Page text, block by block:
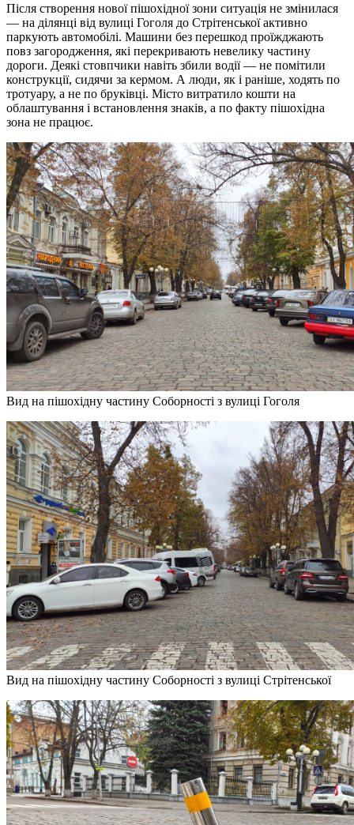
Після створення нової пішохідної зони ситуація не змінилася
— на ділянці від вулиці Гоголя до Стрітенської активно
паркують автомобілі. Машини без перешкод проїжджають
повз загородження, які перекривають невелику частину
дороги. Деякі стовпчики навіть збили водії — не помітили
конструкції, сидячи за кермом. А люди, як і раніше, ходять по
тротуару, а не по бруківці. Місто витратило кошти на
облаштування і встановлення знаків, а по факту пішохідна
зона не працює.
Вид на пішохідну частину Соборності з вулиці Гоголя
Вид на пішохідну частину Соборності з вулиці Стрітенської